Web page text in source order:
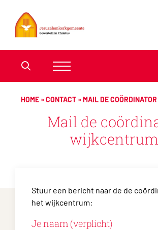
HOME »CONTACT »MAIL DE
Mail de
wijkcentrum
Stuur een bericht naar de de
het wijkcentrum:
Je naam (verplicht)